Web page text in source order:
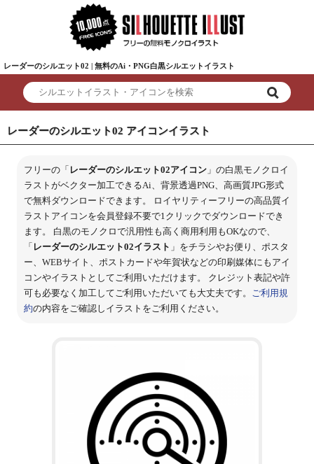
レーダーのシルエット02 | 無料のAi・PNG白黒シルエットイラスト
レーダーのシルエット02 アイコンイラスト
フリーの「 レーダーのシルエット02アイコン」の白黒モノクロイ
ラストがベクター加工できるAi、背景透過PNG、高画質JPG形式
で無料ダウンロードできます。 ロイヤリティーフリーの高品質イ
ラストアイコンを会員登録不要で1クリックでダウンロードでき
ます。 白黒のモノクロで汎用性も高く商用利用もOKなので、
「 レーダーのシルエット02イラスト 」をチラシやお便り、ポスタ
ー、WEBサイト、ポストカードや年賀状などの印刷媒体にもアイ
コンやイラストとしてご利用いただけます。 クレジット表記や許
可も必要なく加工してご利用いただいても大丈夫です。 ご利用規
約の内容をご確認しイラストをご利用ください。